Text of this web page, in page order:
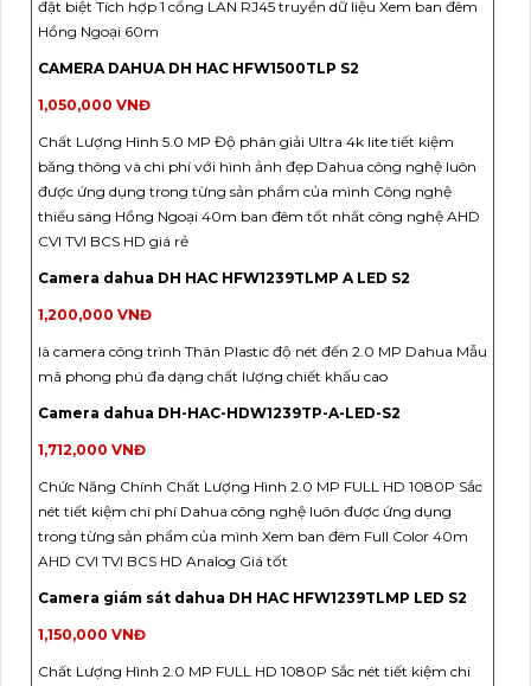
đặt biệt Tích hợp 1 cổng LAN RJ45 truyền dữ liệu Xem ban đêm
Hồng Ngoại 60m
CAMERA DAHUA DH HAC HFW1500TLP S2
1,050,000 VNĐ
Chất Lượng Hình 5.0 MP Độ phân giải Ultra 4k lite tiết kiệm
băng thông và chi phí với hình ảnh đẹp Dahua công nghệ luôn
được ứng dụng trong từng sản phẩm của mình Công nghệ
thiếu sáng Hồng Ngoại 40m ban đêm tốt nhất công nghệ AHD
CVI TVI BCS HD giá rẻ
Camera dahua DH HAC HFW1239TLMP A LED S2
1,200,000 VNĐ
là camera công trình Thân Plastic độ nét đến 2.0 MP Dahua Mẫu
mã phong phú đa dạng chất lượng chiết khấu cao
Camera dahua DH-HAC-HDW1239TP-A-LED-S2
1,712,000 VNĐ
Chức Năng Chính Chất Lượng Hình 2.0 MP FULL HD 1080P Sắc
nét tiết kiệm chi phí Dahua công nghệ luôn được ứng dụng
trong từng sản phẩm của mình Xem ban đêm Full Color 40m
AHD CVI TVI BCS HD Analog Giá tốt
Camera giám sát dahua DH HAC HFW1239TLMP LED S2
1,150,000 VNĐ
Chất Lượng Hình 2.0 MP FULL HD 1080P Sắc nét tiết kiệm chi